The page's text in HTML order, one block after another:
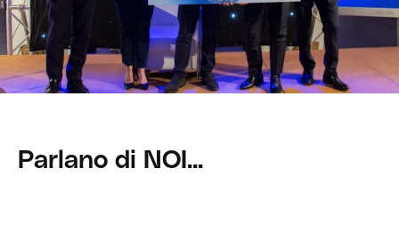
Parlano di NOI...